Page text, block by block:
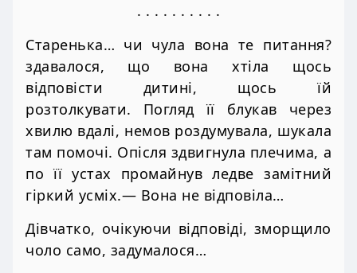
. . . . . . . . . .
Старенька… чи чула вона те питання?
здавалося, що вона хтіла щось
відповісти дитині, щось їй
розтолкувати. Погляд її блукав через
хвилю вдалі, немов роздумувала, шукала
там помочі. Опісля здвигнула плечима, а
по її устах промайнув ледве замітний
гіркий усміх.— Вона не відповіла…
Дівчатко, очікуючи відповіді, зморщило
чоло само, задумалося…